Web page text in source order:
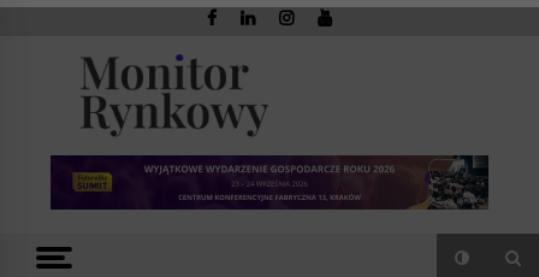
Skip
Monitor
Rynkowy